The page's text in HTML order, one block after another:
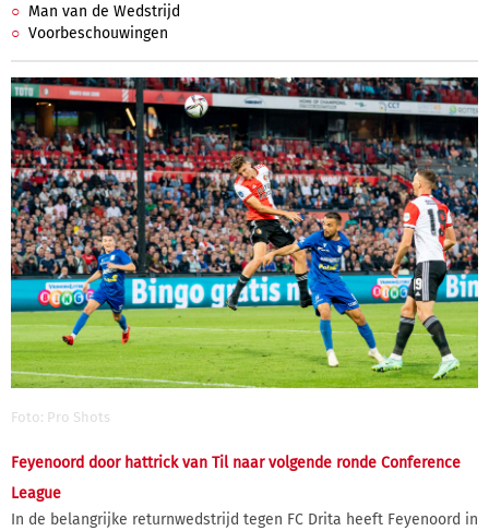
Man van de Wedstrijd
Voorbeschouwingen
Foto: Pro Shots
Feyenoord door hattrick van Til naar volgende ronde Conference
League
In de belangrijke returnwedstrijd tegen FC Drita heeft Feyenoord in